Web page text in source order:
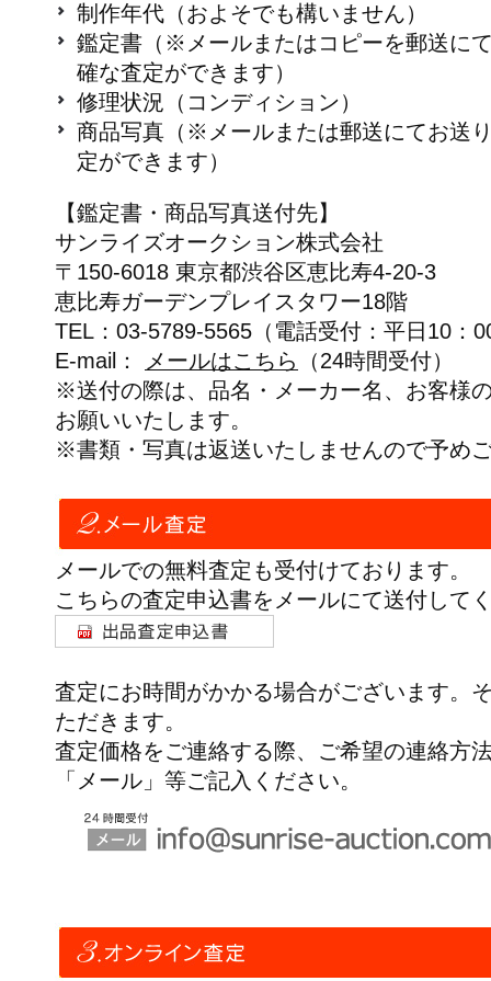
制作年代（およそでも構いません）
鑑定書（※メールまたはコピーを郵送に
確な査定ができます）
修理状況（コンディション）
商品写真（※メールまたは郵送にてお送
定ができます）
【鑑定書・商品写真送付先】
サンライズオークション株式会社
〒150-6018 東京都渋谷区恵比寿4-20-3
恵比寿ガーデンプレイスタワー18階
TEL：03-5789-5565（電話受付：平日10：
E-mail：
メールはこちら
（24時間受付）
※送付の際は、品名・メーカー名、お客様
お願いいたします。
※書類・写真は返送いたしませんので予め
メールでの無料査定も受付けております。
こちらの査定申込書をメールにて送付して
査定にお時間がかかる場合がございます。
ただきます。
査定価格をご連絡する際、ご希望の連絡方
「メール」等ご記入ください。